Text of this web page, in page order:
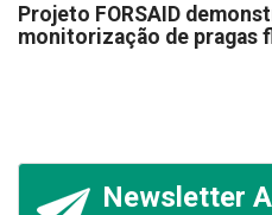
Projeto FORSAID
monitorização de pragas
Newsletter